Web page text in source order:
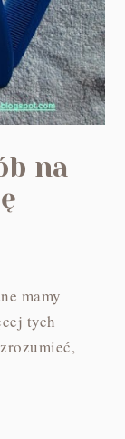
na
mamy
tych